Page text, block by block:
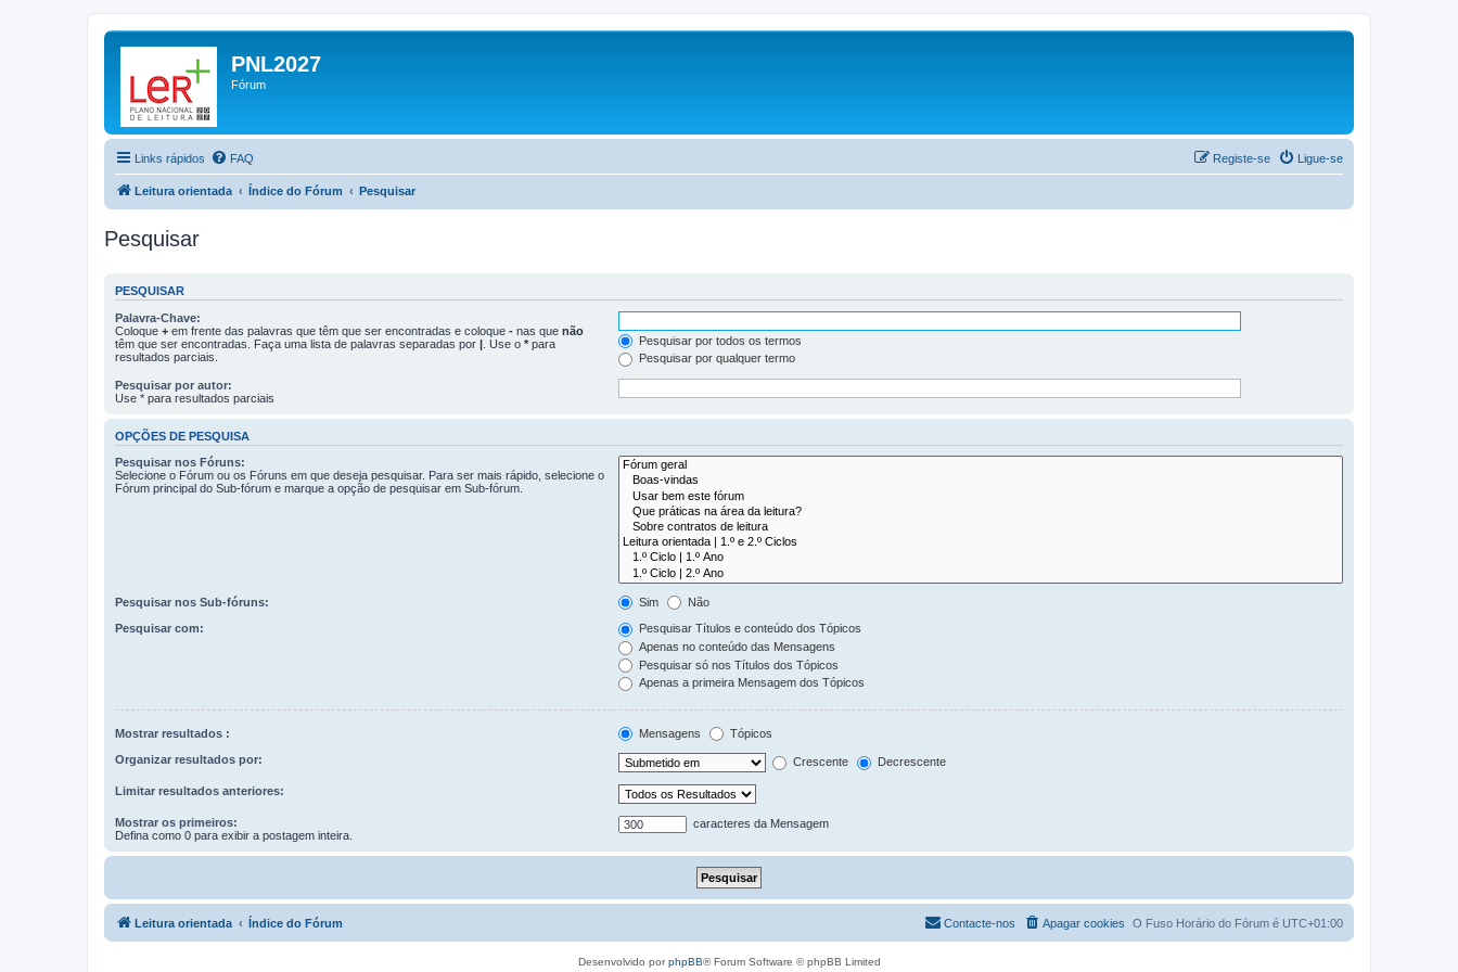
PNL2027
Fórum
Links rápidos FAQ Ligue-se
Registe-se
Leitura orientada Índice do Fórum Pesquisar
Pesquisar
PESQUISAR
Palavra-Chave:
Coloque + em frente das palavras que têm que ser encontradas e coloque - nas que não
têm que ser encontradas. Faça uma lista de palavras separadas por | . Use o * para
resultados parciais.
Pesquisar por todos os termos
Pesquisar por qualquer termo
Pesquisar por autor:
Use * para resultados parciais
OPÇÕES DE PESQUISA
Pesquisar nos Fóruns:
Selecione o Fórum ou os Fóruns em que deseja pesquisar. Para ser mais rápido, selecione o
Fórum principal do Sub-fórum e marque a opção de pesquisar em Sub-fórum.
Pesquisar nos Sub-fóruns: Sim Não
Pesquisar com:
Pesquisar Títulos e conteúdo dos Tópicos
Apenas no conteúdo das Mensagens
Pesquisar só nos Títulos dos Tópicos
Apenas a primeira Mensagem dos Tópicos
Mostrar resultados : Mensagens Tópicos
Organizar resultados por: Crescente Decrescente
Limitar resultados anteriores:
Mostrar os primeiros:
Defina como 0 para exibir a postagem inteira.
caracteres da Mensagem
Leitura orientada Índice do Fórum O Fuso Horário do Fórum é UTC+01:00
Apagar cookies
Contacte-nos
Desenvolvido porphpBB® Forum Software © phpBB Limited